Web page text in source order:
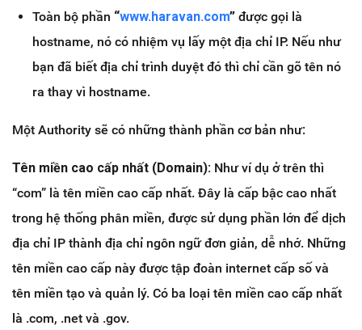
Toàn bộ phần “www.haravan.com” được gọi là
hostname, nó có nhiệm vụ lấy một địa chỉ IP. Nếu như
bạn đã biết địa chỉ trình duyệt đó thì chỉ cần gõ tên nó
ra thay vì hostname.
Một Authority sẽ có những thành phần cơ bản như:
Tên miền cao cấp nhất (Domain): Như ví dụ ở trên thì
“com” là tên miền cao cấp nhất. Đây là cấp bậc cao nhất
trong hệ thống phân miền, được sử dụng phần lớn để dịch
địa chỉ IP thành địa chỉ ngôn ngữ đơn giản, dễ nhớ. Những
tên miền cao cấp này được tập đoàn internet cấp số và
tên miền tạo và quản lý. Có ba loại tên miền cao cấp nhất
là .com, .net và .gov.